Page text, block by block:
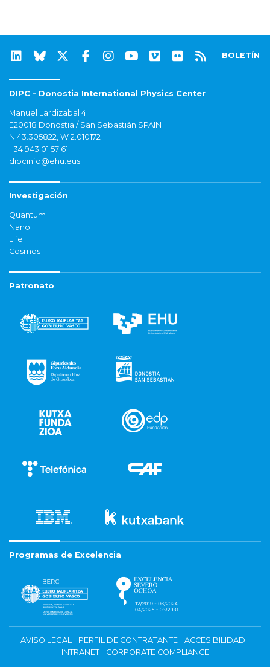
BOLETÍN
DIPC - Donostia International Physics Center
Manuel Lardizabal 4
E20018 Donostia / San Sebastián SPAIN
N 43.305822, W 2.010172
+34 943 01 57 61
dipcinfo@ehu.eus
Investigación
Quantum
Nano
Life
Cosmos
Patronato
Programas de Excelencia
AVISO LEGAL PERFIL DE CONTRATANTE
ACCESIBILIDAD
INTRANET
CORPORATE COMPLIANCE